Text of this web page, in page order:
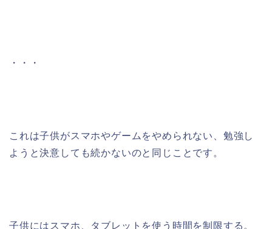
・・・
これは子供がスマホやゲームをやめられない、勉強し
ようと決意しても続かないのと同じことです。
子供にはスマホ、タブレットを使う時間を制限する。